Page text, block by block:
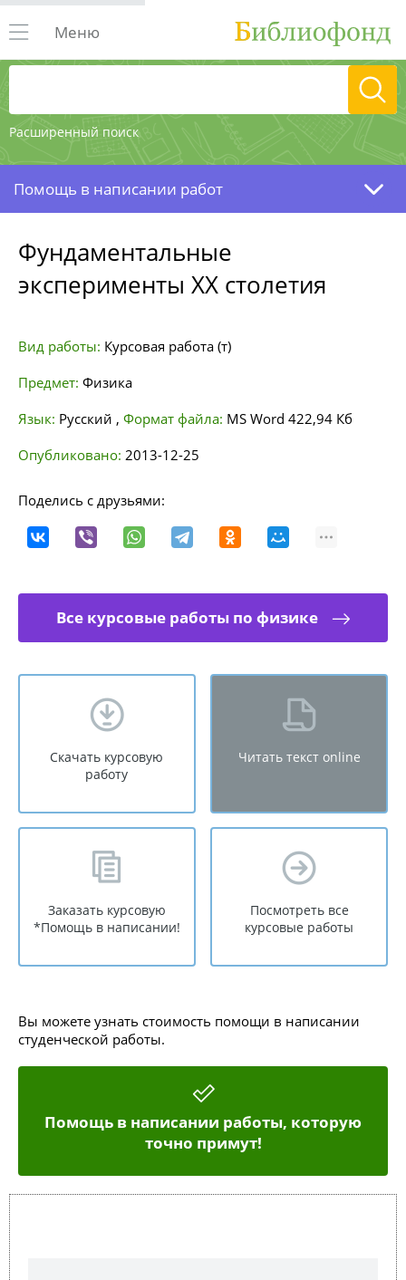
Расширенный поиск
Меню
Помощь в написании работ
Фундаментальные
эксперименты ХХ столетия
Вид работы: Курсовая работа (т)
Предмет: Физика
Язык: Русский , Формат файла: MS Word 422,94 Кб
Опубликовано: 2013-12-25
Поделись с друзьями:
Все курсовые работы по физике
Скачать курсовую
работу
Читать текст online
Заказать курсовую
*Помощь в написании!
Посмотреть все
курсовые работы
Вы можете узнать стоимость помощи в написании
студенческой работы.
Помощь в написании работы, которую
точно примут!